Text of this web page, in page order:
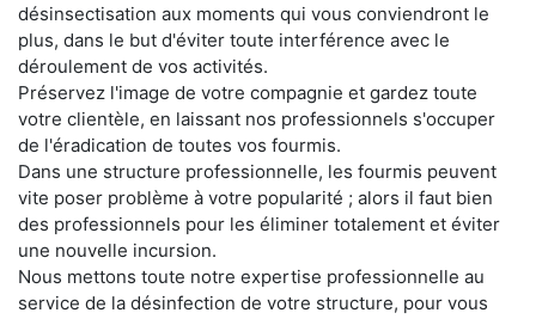
désinsectisation aux moments qui vous conviendront le
plus, dans le but d'éviter toute interférence avec le
déroulement de vos activités.
Préservez l'image de votre compagnie et gardez toute
votre clientèle, en laissant nos professionnels s'occuper
de l'éradication de toutes vos fourmis.
Dans une structure professionnelle, les fourmis peuvent
vite poser problème à votre popularité ; alors il faut bien
des professionnels pour les éliminer totalement et éviter
une nouvelle incursion.
Nous mettons toute notre expertise professionnelle au
service de la désinfection de votre structure, pour vous